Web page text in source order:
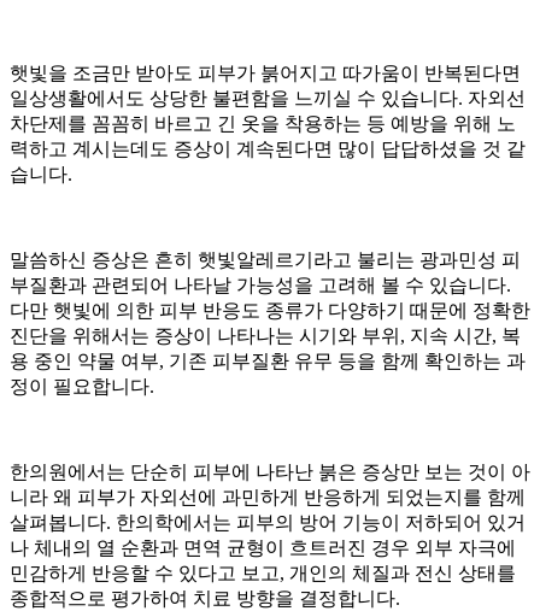
성
피
부
염
두
피
마
에
기
름
진
딱
생
겨
괴
로
운
데
햇빛을 조금만 받아도 피부가 붉어지고 따가움이 반복된다면
일상생활에서도 상당한 불편함을 느끼실 수 있습니다. 자외선
차단제를 꼼꼼히 바르고 긴 옷을 착용하는 등 예방을 위해 노
력하고 계시는데도 증상이 계속된다면 많이 답답하셨을 것 같
습니다.
말씀하신 증상은 흔히 햇빛알레르기라고 불리는 광과민성 피
부질환과 관련되어 나타날 가능성을 고려해 볼 수 있습니다.
다만 햇빛에 의한 피부 반응도 종류가 다양하기 때문에 정확한
진단을 위해서는 증상이 나타나는 시기와 부위 , 지속 시간, 복
용 중인 약물 여부, 기존 피부질환 유무 등을 함께 확인하는 과
정이 필요합니다.
한의원에서는 단순히 피부에 나타난 붉은 증상만 보는 것이 아
니라 왜 피부가 자외선에 과민하게 반응하게 되었는지를 함께
살펴봅니다. 한의학에서는 피부의 방어 기능이 저하되어 있거
나 체내의 열 순환과 면역 균형이 흐트러진 경우 외부 자극에
민감하게 반응할 수 있다고 보고, 개인의 체질과 전신 상태를
종합적으로 평가하여 치료 방향을 결정합니다.